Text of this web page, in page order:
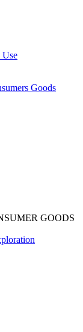
Use
Goods
GOODS